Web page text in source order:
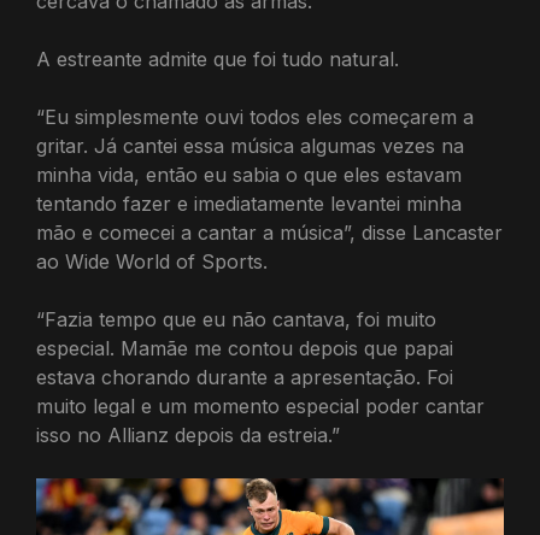
A estreante admite que foi tudo natural.
“Eu simplesmente ouvi todos eles começarem a
gritar. Já cantei essa música algumas vezes na
minha vida, então eu sabia o que eles estavam
tentando fazer e imediatamente levantei minha
mão e comecei a cantar a música”, disse Lancaster
ao Wide World of Sports.
“Fazia tempo que eu não cantava, foi muito
especial. Mamãe me contou depois que papai
estava chorando durante a apresentação. Foi
muito legal e um momento especial poder cantar
isso no Allianz depois da estreia.”